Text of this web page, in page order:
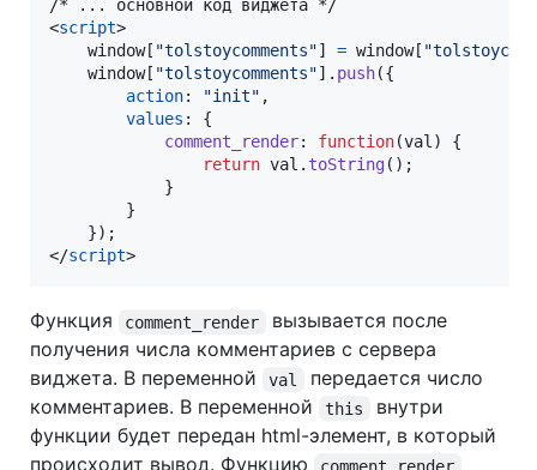
<script>
window[ "tolstoycomments"] = window[
window[ "tolstoycomments"] . push({
action: "init" ,
values : {
comment_render: function(val)
{
return val . toString( ) ;
}
}
}) ;
</script>
Функция comment_render
вызывается после
получения числа комментариев с сервера
виджета. В переменной
val
передается число
комментариев. В переменной
this
внутри
функции будет передан html-элемент, в который
происходит вывод. Функцию
comment_render